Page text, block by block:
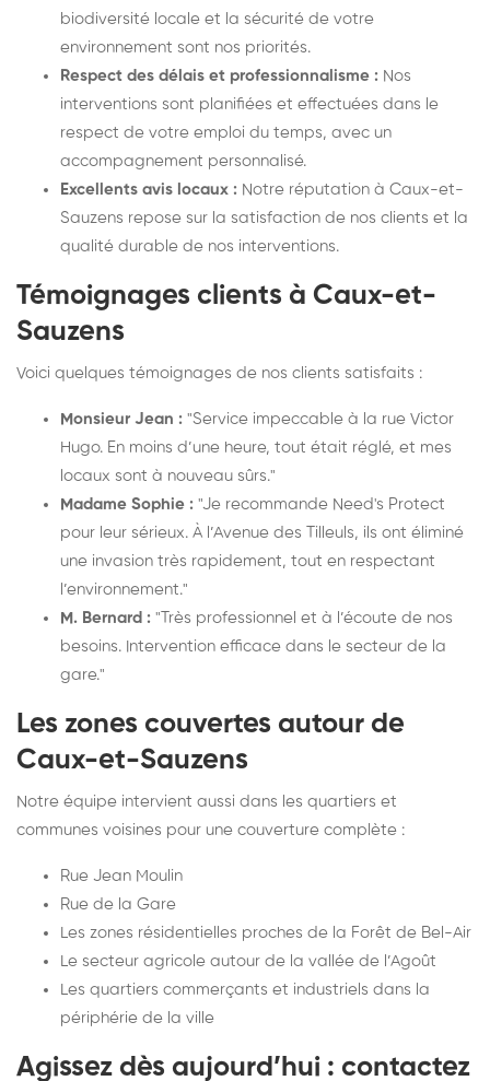
biodiversité locale et la sécurité de votre
environnement sont nos priorités.
Respect des délais et professionnalisme : Nos
interventions sont planifiées et effectuées dans le
respect de votre emploi du temps, avec un
accompagnement personnalisé.
Excellents avis locaux : Notre réputation à Caux-et-
Sauzens repose sur la satisfaction de nos clients et la
qualité durable de nos interventions.
Témoignages clients à Caux-et-
Sauzens
Voici quelques témoignages de nos clients satisfaits :
Monsieur Jean : "Service impeccable à la rue Victor
Hugo. En moins d’une heure, tout était réglé, et mes
locaux sont à nouveau sûrs."
Madame Sophie : "Je recommande Need's Protect
pour leur sérieux. À l’Avenue des Tilleuls, ils ont éliminé
une invasion très rapidement, tout en respectant
l’environnement."
M. Bernard : "Très professionnel et à l’écoute de nos
besoins. Intervention efficace dans le secteur de la
gare."
Les zones couvertes autour de
Caux-et-Sauzens
Notre équipe intervient aussi dans les quartiers et
communes voisines pour une couverture complète :
Rue Jean Moulin
Rue de la Gare
Les zones résidentielles proches de la Forêt de Bel-Air
Le secteur agricole autour de la vallée de l’Agoût
Les quartiers commerçants et industriels dans la
périphérie de la ville
Agissez dès aujourd’hui : contactez